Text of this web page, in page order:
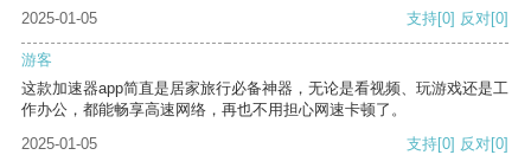
2025-01-05 支持[0] 反对[0]
游客
这款加速器app简直是居家旅行必备神器，无论是看视频、玩游戏还是工
作办公，都能畅享高速网络，再也不用担心网速卡顿了。
2025-01-05
支持[0] 反对[0]